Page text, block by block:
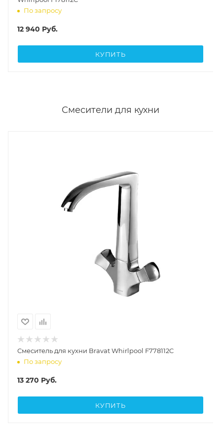
По запросу
12 940 Руб.
КУПИТЬ
Смесители для кухни
Смеситель для кухни Bravat Whirlpool F778112C
По запросу
13 270 Руб.
КУПИТЬ